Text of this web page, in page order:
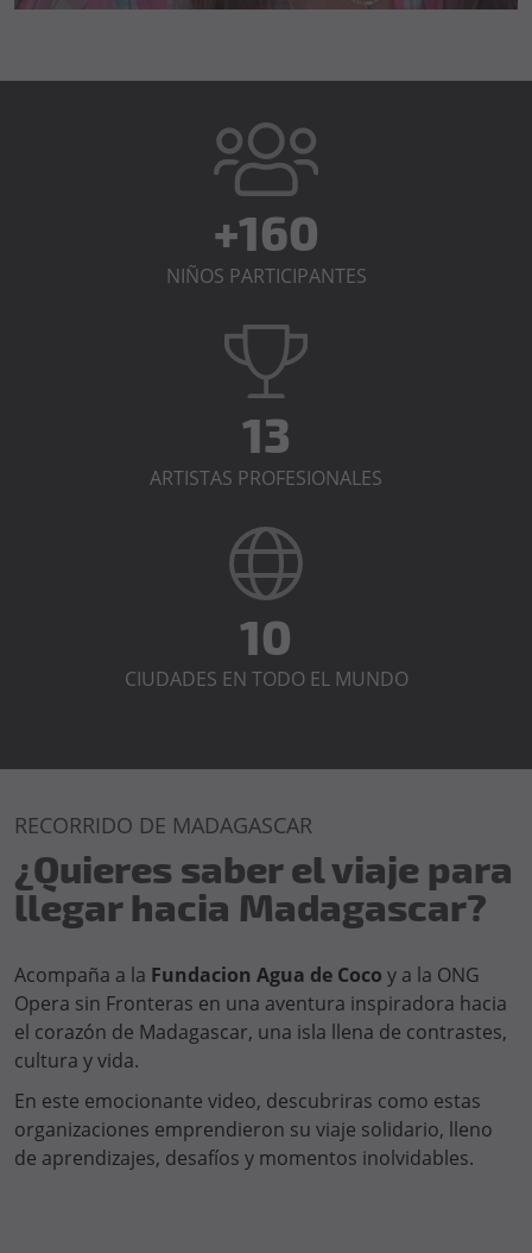
+160
NIÑOS PARTICIPANTES
13
ARTISTAS PROFESIONALES
10
CIUDADES EN TODO EL MUNDO
RECORRIDO DE MADAGASCAR
¿Quieres saber el viaje para
llegar hacia Madagascar?
Acompaña a la Fundacion Agua de Coco y a la ONG
Opera sin Fronteras en una aventura inspiradora hacia
el corazón de Madagascar, una isla llena de contrastes,
cultura y vida.
En este emocionante video, descubriras como estas
organizaciones emprendieron su viaje solidario, lleno
de aprendizajes, desafíos y momentos inolvidables.